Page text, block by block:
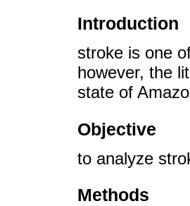
Introduction
stroke is one
however, the
state of
Objective
to analyze
Methods